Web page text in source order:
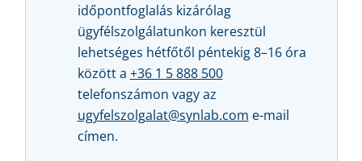
időpontfoglalás kizárólag
ügyfélszolgálatunkon keresztül
lehetséges hétfőtől péntekig 8–16 óra
között a +36 1 5 888 500
telefonszámon vagy az
ugyfelszolgalat@synlab.com e-mail
címen.